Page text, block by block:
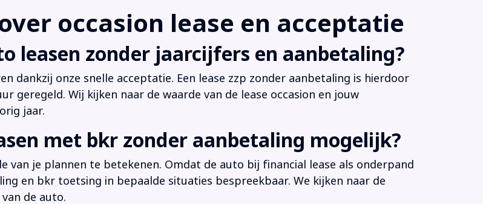
occasion lease en acceptatie
leasen zonder jaarcijfers en aanbetaling?
dankzij onze snelle acceptatie. Een lease zzp zonder aanbetaling is hierdoor
geregeld. Wij kijken naar de waarde van de lease occasion en jouw
jaar.
met bkr zonder aanbetaling mogelijk?
van je plannen te betekenen. Omdat de auto bij financial lease als onderpand
en bkr toetsing in bepaalde situaties bespreekbaar. We kijken naar de
de auto.